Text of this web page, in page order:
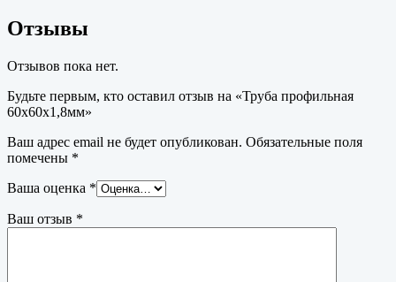
Отзывы
Отзывов пока нет.
Будьте первым, кто оставил отзыв на «Труба профильная
60х60х1,8мм»
Ваш адрес email не будет опубликован. Обязательные поля
помечены *
Ваша оценка *
Ваш отзыв *